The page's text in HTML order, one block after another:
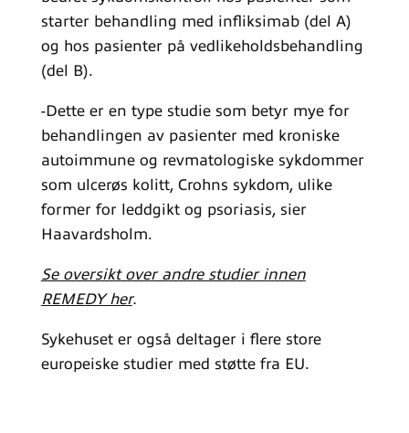
starter behandling med infliksimab (del A)
og hos pasienter på vedlikeholdsbehandling
(del B).
-Dette er en type studie som betyr mye for
behandlingen av pasienter med kroniske
autoimmune og revmatologiske sykdommer
som ulcerøs kolitt, Crohns sykdom, ulike
former for leddgikt og psoriasis, sier
Haavardsholm.
Se oversikt over andre studier innen
REMEDY her.
Sykehuset er også deltager i flere store
europeiske studier med støtte fra EU.